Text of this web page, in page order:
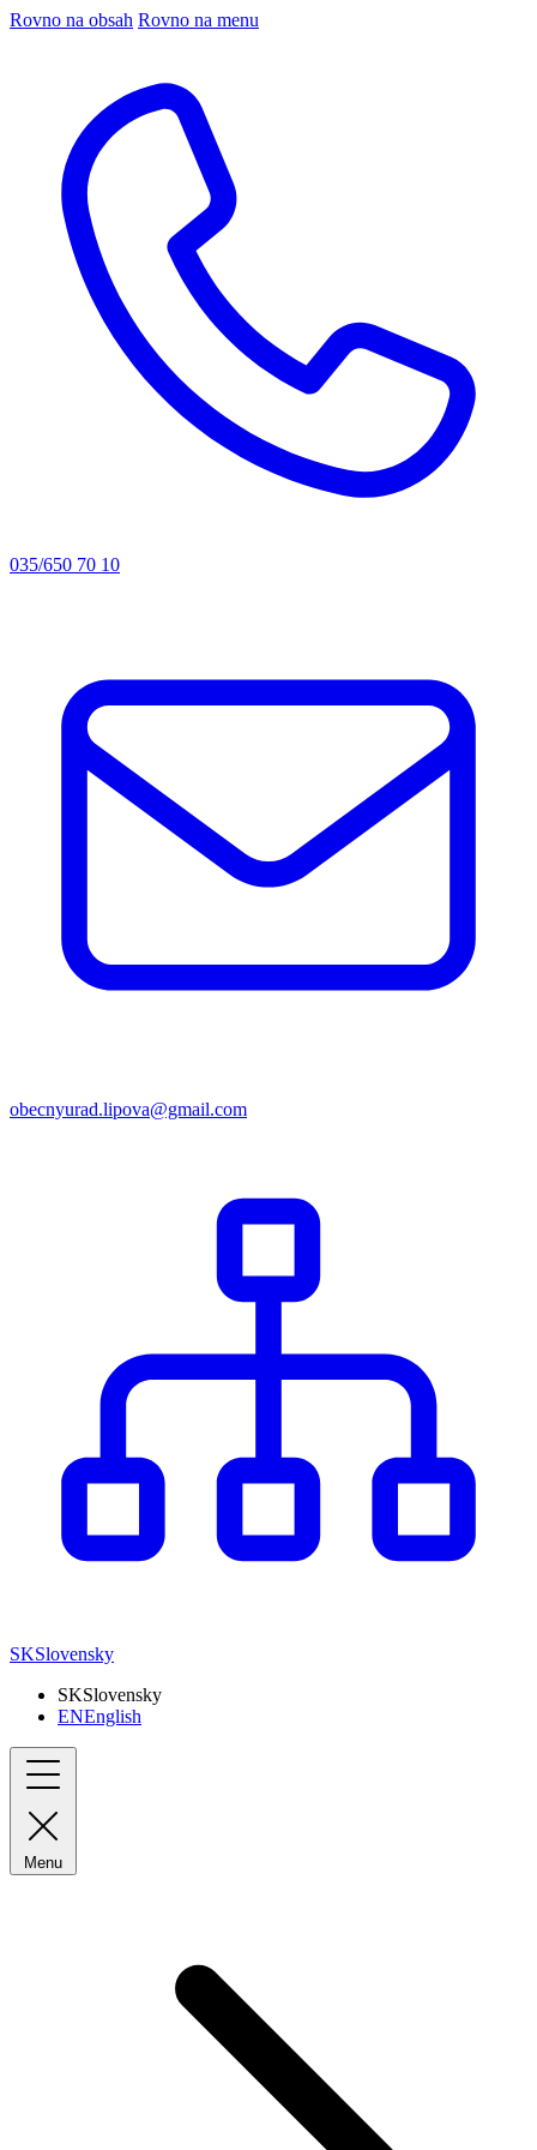
Rovno na obsah Rovno na menu
035/650 70 10
obecnyurad.lipova@gmail.com
SKSlovensky
SKSlovensky
ENEnglish
Menu